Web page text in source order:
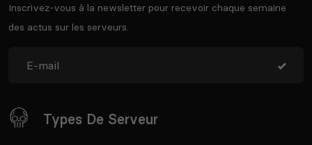
Inscrivez-vous à la newsletter pour recevoir chaque semaine
des actus sur les serveurs.
Types De Serveur